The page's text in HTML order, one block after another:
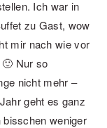
Ich war in
zu Gast, wow
mir nach wie vor
Nur so
nicht mehr –
geht es ganz
bisschen weniger